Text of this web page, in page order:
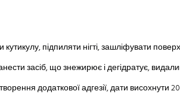
кутикулу, підпиляти нігті, зашліфувати
засіб, що знежирює і дегідратує,
додаткової адгезії, дати висохнути